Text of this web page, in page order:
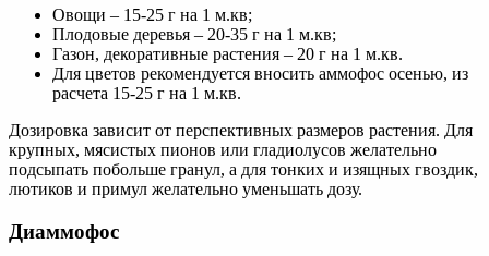
Овощи – 15-25 г на 1 м.кв;
Плодовые деревья – 20-35 г на 1 м.кв;
Газон, декоративные растения – 20 г на 1 м.кв.
Для цветов рекомендуется вносить аммофос осенью, из
расчета 15-25 г на 1 м.кв.
Дозировка зависит от перспективных размеров растения. Для
крупных, мясистых пионов или гладиолусов желательно
подсыпать побольше гранул, а для тонких и изящных гвоздик,
лютиков и примул желательно уменьшать дозу.
Диаммофос